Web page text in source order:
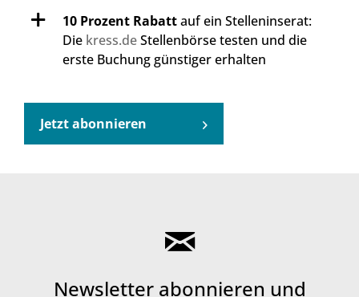
10 Prozent Rabattauf ein Stelleninserat:
Die kress.deStellenbörse testen und die
erste Buchung günstiger erhalten
Jetzt abonnieren
Newsletter abonnieren und